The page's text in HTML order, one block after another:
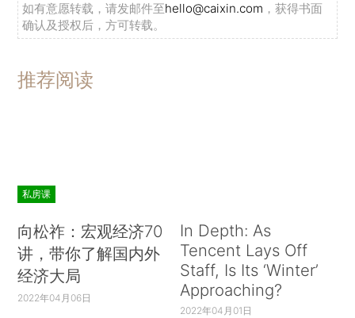
如有意愿转载，请发邮件至hello@caixin.com ，获得书面
确认及授权后，方可转载。
推荐阅读
私房课
向松祚：宏观经济70
讲，带你了解国内外
经济大局
2022年04月06日
In Depth: As
Tencent Lays Off
Staff, Is Its ‘Winter’
Approaching?
2022年04月01日